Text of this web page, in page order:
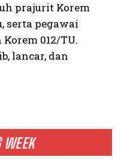
WEEK
prajurit Korem
serta pegawai
012/TU.
lancar, dan